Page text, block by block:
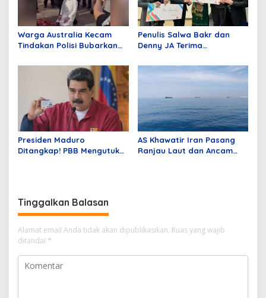
Warga Australia Kecam
Tindakan Polisi Bubarkan
Penulis Salwa Bakr dan
Denny JA Terima
Pertama, Hadiah Ratusan
Presiden Maduro
Ditangkap! PBB Mengutuk
AS Khawatir Iran Pasang
Ranjau Laut dan Ancam
Tinggalkan Balasan
Alamat email Anda tidak akan dipublikasikan. Ruas yang wajib
ditandai *